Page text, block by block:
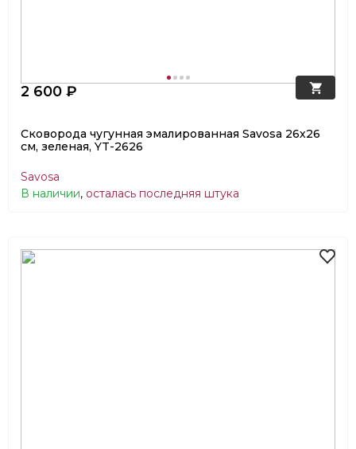
2 600 ₽
Сковорода чугунная эмалированная Savosa 26х26
см, зеленая, YT-2626
Savosa
В наличии, осталась последняя штука